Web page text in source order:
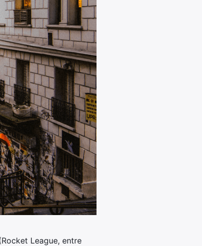
League, entre